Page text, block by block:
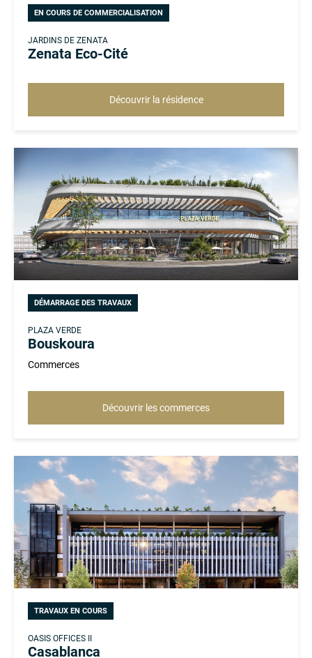
EN COURS DE COMMERCIALISATION
JARDINS DE ZENATA
Zenata Eco-Cité
Découvrir la résidence
DÉMARRAGE DES TRAVAUX
PLAZA VERDE
Bouskoura
Commerces
Découvrir les commerces
TRAVAUX EN COURS
OASIS OFFICES II
Casablanca